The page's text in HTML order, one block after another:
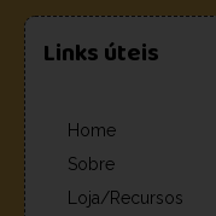
Links úteis
Home
Sobre
Loja/Recursos